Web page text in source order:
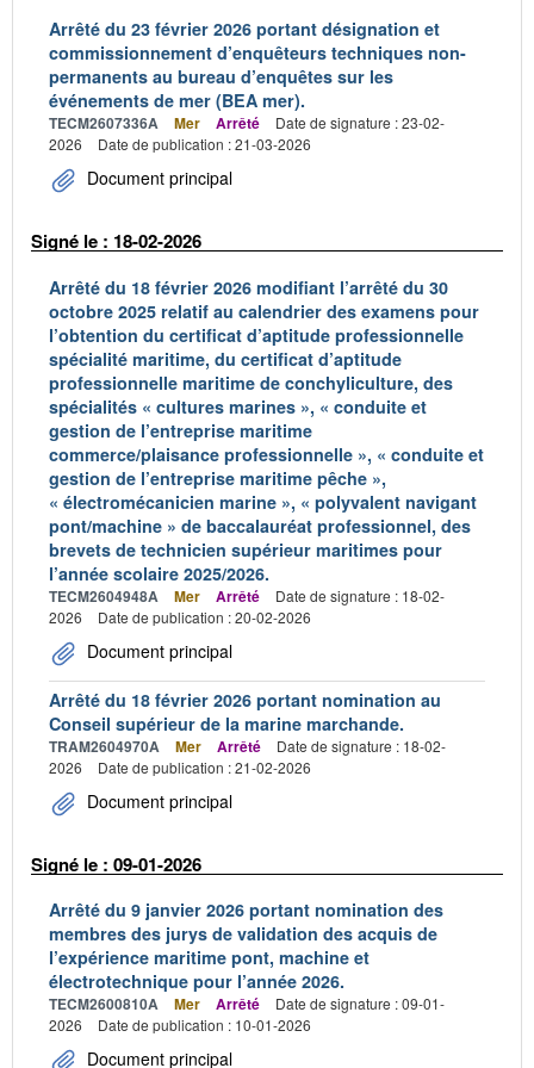
Arrêté du 23 février 2026 portant désignation et
commissionnement d’enquêteurs techniques non-
permanents au bureau d’enquêtes sur les
événements de mer (BEA mer).
TECM2607336A Mer Arrêté
Date de signature : 23-02-
2026
Date de publication : 21-03-2026
Document principal
Signé le : 18-02-2026
Arrêté du 18 février 2026 modifiant l’arrêté du 30
octobre 2025 relatif au calendrier des examens pour
l’obtention du certificat d’aptitude professionnelle
spécialité maritime, du certificat d’aptitude
professionnelle maritime de conchyliculture, des
spécialités « cultures marines », « conduite et
gestion de l’entreprise maritime
commerce/plaisance professionnelle », « conduite et
gestion de l’entreprise maritime pêche »,
« électromécanicien marine », « polyvalent navigant
pont/machine » de baccalauréat professionnel, des
brevets de technicien supérieur maritimes pour
l’année scolaire 2025/2026.
TECM2604948A Mer Arrêté
Date de signature : 18-02-
2026
Date de publication : 20-02-2026
Document principal
Arrêté du 18 février 2026 portant nomination au
Conseil supérieur de la marine marchande.
TRAM2604970A Mer Arrêté
Date de signature : 18-02-
2026
Date de publication : 21-02-2026
Document principal
Signé le : 09-01-2026
Arrêté du 9 janvier 2026 portant nomination des
membres des jurys de validation des acquis de
l’expérience maritime pont, machine et
électrotechnique pour l’année 2026.
TECM2600810A Mer Arrêté
Date de signature : 09-01-
2026
Date de publication : 10-01-2026
Document principal